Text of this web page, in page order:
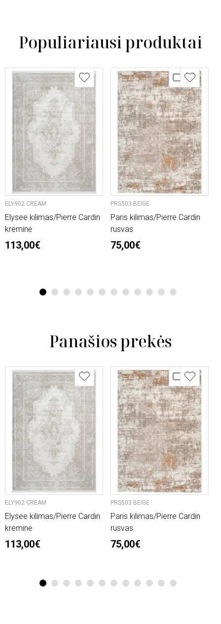
Populiariausi produktai
ELY902 CREAM
Elysee kilimas/Pierre Cardin
kreminė
113,00€
PRS503 BEIGE
Paris kilimas/Pierre Cardin
rusvas
75,00€
10 11 12
Panašios prekės
ELY902 CREAM
Elysee kilimas/Pierre Cardin
kreminė
113,00€
PRS503 BEIGE
Paris kilimas/Pierre Cardin
rusvas
75,00€
10 11 12